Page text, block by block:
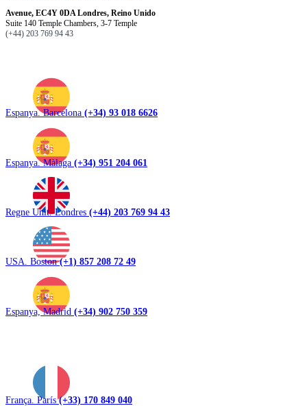
Avenue, EC4Y 0DA Londres, Reino Unido
Suite 140 Temple Chambers, 3-7 Temple
(+44) 203 769 94 43
Espanya. Barcelona (+34) 93 018 6626
Espanya. Màlaga (+34) 951 204 061
Regne Unit. Londres (+44) 203 769 94 43
USA. Boston(+1) 857 208 72 49
Espanya, Madrid (+34) 902 750 359
França. París(+33) 170 849 040